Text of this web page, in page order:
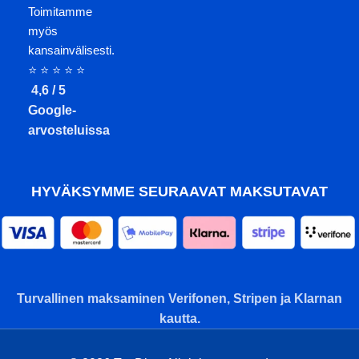
Toimitamme
myös
kansainvälisesti.
⭐ ⭐ ⭐ ⭐ ⭐
4,6 / 5
Google-
arvosteluissa
HYVÄKSYMME SEURAAVAT MAKSUTAVAT
Turvallinen maksaminen Verifonen, Stripen ja Klarnan
kautta.